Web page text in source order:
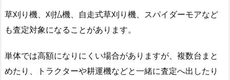
草刈り機、刈払機、自走式草刈り機、スパイダーモアなど
も査定対象になることがあります。
単体では高額になりにくい場合がありますが、複数台まと
めたり、トラクターや耕運機などと一緒に査定へ出したり